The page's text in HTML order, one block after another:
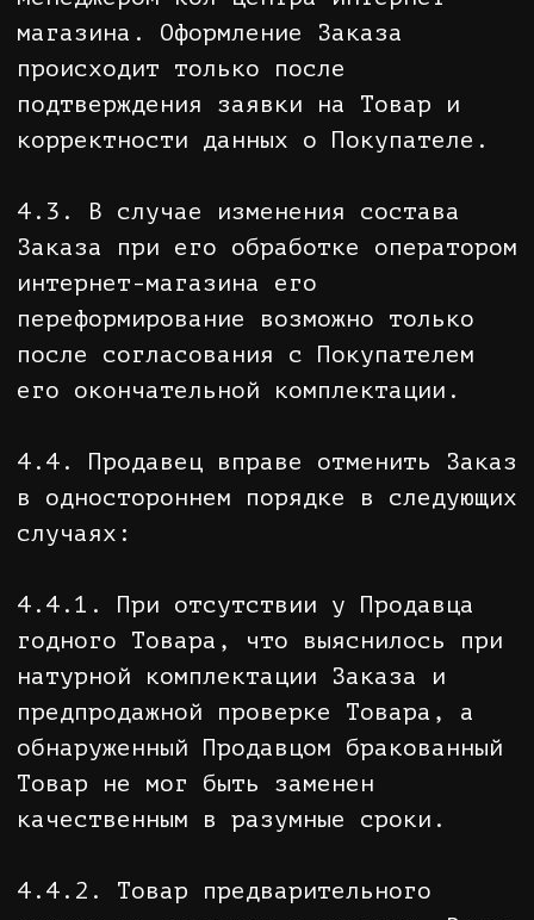
комплектацию Заказа и качество
Товара, после чего поставит на
втором экземпляре бланка Заказа
самым отсутствие претензий по
качеству, комплектации и стоимости
5.14. В случае доставки Товара
Покупателю с привлечением Третьих
должен проверить комплектность
Заказа до момента его оплаты. Факт
оплаты Заказа подтверждает
комплектации и стоимости Товаров.
5.15. При получении Заказа в
почтовом отделении Покупатель
должен убедиться в целостности
внешней упаковки посылки и
отсутствии на ней механических
вышеуказанных дефектов необходимо
совместно с сотрудником почты
составить акт о повреждениях и
произвести вскрытие и проверку
Товара, после чего зафиксировать
все нарушения в Акте. После
проверки Покупатель вправе выкупить
посылку или отказаться от нее.
5.16. При выборе доставки Заказа с
может аннулировать Заказ
(отказаться от Товара) вплоть до